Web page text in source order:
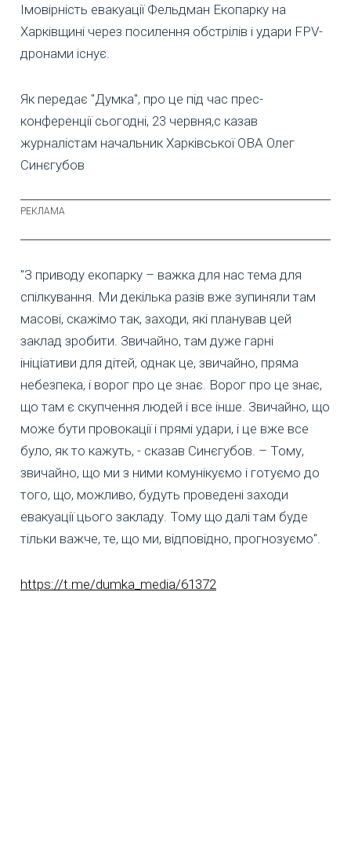
Імовірність евакуації Фельдман Екопарку на
Харківщині через посилення обстрілів і удари FPV-
дронами існує.
Як передає "Думка", про це під час прес-
конференції сьогодні, 23 червня,с казав
журналістам начальник Харківської ОВА Олег
Синєгубов
"З приводу екопарку – важка для нас тема для
спілкування. Ми декілька разів вже зупиняли там
масові, скажімо так, заходи, які планував цей
заклад зробити. Звичайно, там дуже гарні
ініціативи для дітей, однак це, звичайно, пряма
небезпека, і ворог про це знає. Ворог про це знає,
що там є скупчення людей і все інше. Звичайно, що
може бути провокації і прямі удари, і це вже все
було, як то кажуть, - сказав Синєгубов. – Тому,
звичайно, що ми з ними комунікуємо і готуємо до
того, що, можливо, будуть проведені заходи
евакуації цього закладу. Тому що далі там буде
тільки важче, те, що ми, відповідно, прогнозуємо".
https://t.me/dumka_media/61372